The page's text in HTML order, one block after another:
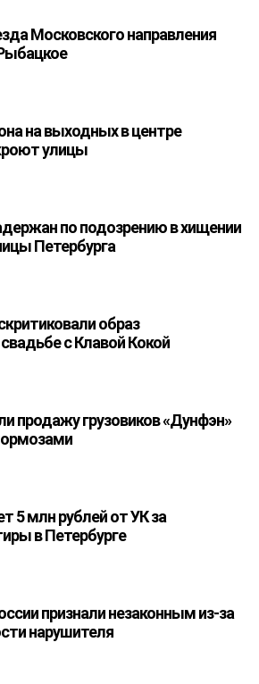
Московского направления
на выходных в центре
улицы
по подозрению в хищении
Петербурга
образ
с Клавой Кокой
продажу грузовиков «Дунфэн»
5 млн рублей от УК за
в Петербурге
признали незаконным из-за
нарушителя